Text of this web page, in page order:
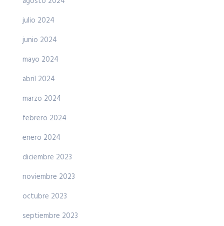
julio 2024
junio 2024
mayo 2024
abril 2024
marzo 2024
febrero 2024
enero 2024
diciembre 2023
noviembre 2023
octubre 2023
septiembre 2023